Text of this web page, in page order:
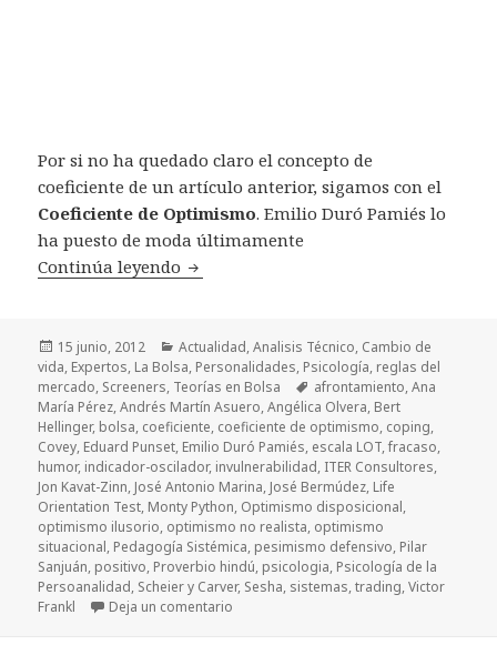
Por si no ha quedado claro el concepto de
coeficiente de un artículo anterior, sigamos con el
Coeficiente de Optimismo. Emilio Duró Pamiés lo
ha puesto de moda últimamente
Continúa leyendo Coeficientes (2): Coeficiente de
Publicado
el
15 junio, 2012 Categorías
Actualidad,Analisis Técnico, Cambio de
vida, Expertos, La Bolsa, Personalidades, Psicología, reglas del
mercado, Screeners, Teorías en Bolsa Etiquetas
afrontamiento,Ana
María Pérez,Andrés Martín Asuero,Angélica Olvera, Bert
Hellinger, bolsa, coeficiente, coeficiente de optimismo, coping,
Covey, Eduard Punset, Emilio Duró Pamiés, escala LOT,fracaso,
humor, indicador-oscilador, invulnerabilidad, ITER Consultores,
Jon Kavat-Zinn, José Antonio Marina, José Bermúdez, Life
Orientation Test, Monty Python, Optimismo disposicional,
optimismo ilusorio, optimismo no realista, optimismo
situacional, Pedagogía Sistémica, pesimismo defensivo, Pilar
Sanjuán, positivo, Proverbio hindú, psicologia, Psicología de la
Persoanalidad, Scheier y Carver, Sesha, sistemas,trading,Victor
Frankl
Deja un comentario